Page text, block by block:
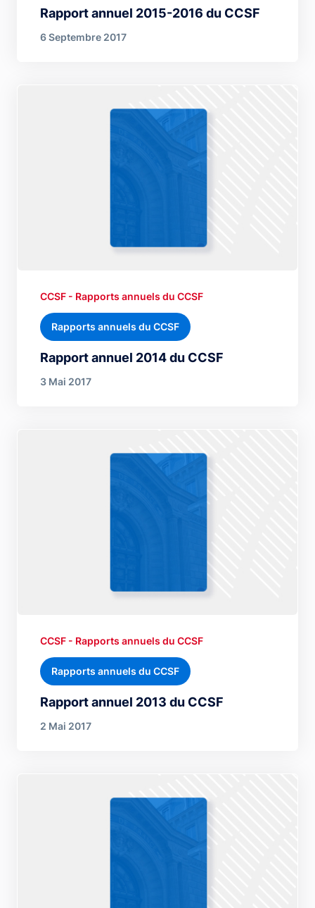
Rapport annuel 2015-2016 du CCSF
6 Septembre 2017
Rapport annuel 2014 du CCSF
CCSF - Rapports annuels du CCSF
Rapports annuels du CCSF
3 Mai 2017
Rapport annuel 2013 du CCSF
CCSF - Rapports annuels du CCSF
Rapports annuels du CCSF
2 Mai 2017